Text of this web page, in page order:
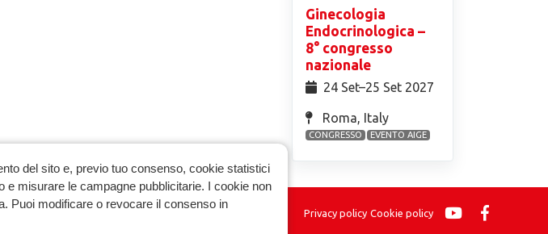
Ginecologia
Endocrinologica –
8° congresso
nazionale
24 Set⁠–25 Set 2027
Roma, Italy
CONGRESSO EVENTO AIGE
Privacy policy Cookie policy
del sito e, previo tuo consenso, cookie statistici
misurare le campagne pubblicitarie. I cookie non
Puoi modificare o revocare il consenso in